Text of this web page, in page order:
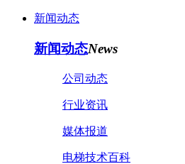
新闻动态
新闻动态News
公司动态
行业资讯
媒体报道
电梯技术百科